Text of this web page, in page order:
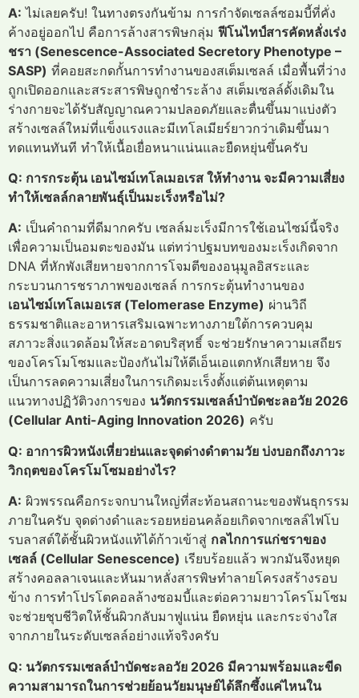
A: ไม่เลยครับ! ในทางตรงกันข้าม การกำจัดเซลล์ซอมบี้ที่คั่ง
ค้างอยู่ออกไป คือการล้างสารพิษกลุ่ม ฟีโนไทป์สารคัดหลั่งเร่ง
ชรา (Senescence-Associated Secretory Phenotype –
SASP) ที่คอยสะกดกั้นการทำงานของสเต็มเซลล์ เมื่อพื้นที่ว่าง
ถูกเปิดออกและสระสารพิษถูกชำระล้าง สเต็มเซลล์ดั้งเดิมใน
ร่างกายจะได้รับสัญญาณความปลอดภัยและตื่นขึ้นมาแบ่งตัว
สร้างเซลล์ใหม่ที่แข็งแรงและมีเทโลเมียร์ยาวกว่าเดิมขึ้นมา
ทดแทนทันที ทำให้เนื้อเยื่อหนาแน่นและยืดหยุ่นขึ้นครับ
Q: การกระตุ้น เอนไซม์เทโลเมอเรส ให้ทำงาน จะมีความเสี่ยง
ทำให้เซลล์กลายพันธุ์เป็นมะเร็งหรือไม่?
A: เป็นคำถามที่ดีมากครับ เซลล์มะเร็งมีการใช้เอนไซม์นี้จริง
เพื่อความเป็นอมตะของมัน แต่ทว่าปฐมบทของมะเร็งเกิดจาก
DNA ที่หักพังเสียหายจากการโจมตีของอนุมูลอิสระและ
กระบวนการชราภาพของเซลล์ การกระตุ้นทำงานของ
เอนไซม์เทโลเมอเรส (Telomerase Enzyme) ผ่านวิถี
ธรรมชาติและอาหารเสริมเฉพาะทางภายใต้การควบคุม
สภาวะสิ่งแวดล้อมให้สะอาดบริสุทธิ์ จะช่วยรักษาความเสถียร
ของโครโมโซมและป้องกันไม่ให้ดีเอ็นเอแตกหักเสียหาย จึง
เป็นการลดความเสี่ยงในการเกิดมะเร็งตั้งแต่ต้นเหตุตาม
แนวทางปฏิวัติวงการของ นวัตกรรมเซลล์บำบัดชะลอวัย 2026
(Cellular Anti-Aging Innovation 2026) ครับ
Q: อาการผิวหนังเหี่ยวย่นและจุดด่างดำตามวัย บ่งบอกถึงภาวะ
วิกฤตของโครโมโซมอย่างไร?
A: ผิวพรรณคือกระจกบานใหญ่ที่สะท้อนสถานะของพันธุกรรม
ภายในครับ จุดด่างดำและรอยหย่อนคล้อยเกิดจากเซลล์ไฟโบ
รบลาสต์ใต้ชั้นผิวหนังแท้ได้ก้าวเข้าสู่ กลไกการแก่ชราของ
เซลล์ (Cellular Senescence) เรียบร้อยแล้ว พวกมันจึงหยุด
สร้างคอลลาเจนและหันมาหลั่งสารพิษทำลายโครงสร้างรอบ
ข้าง การทำโปรโตคอลล้างซอมบี้และต่อความยาวโครโมโซม
จะช่วยชุบชีวิตให้ชั้นผิวกลับมาฟูแน่น ยืดหยุ่น และกระจ่างใส
จากภายในระดับเซลล์อย่างแท้จริงครับ
Q: นวัตกรรมเซลล์บำบัดชะลอวัย 2026 มีความพร้อมและขีด
ความสามารถในการช่วยย้อนวัยมนุษย์ได้ลึกซึ้งแค่ไหนใน